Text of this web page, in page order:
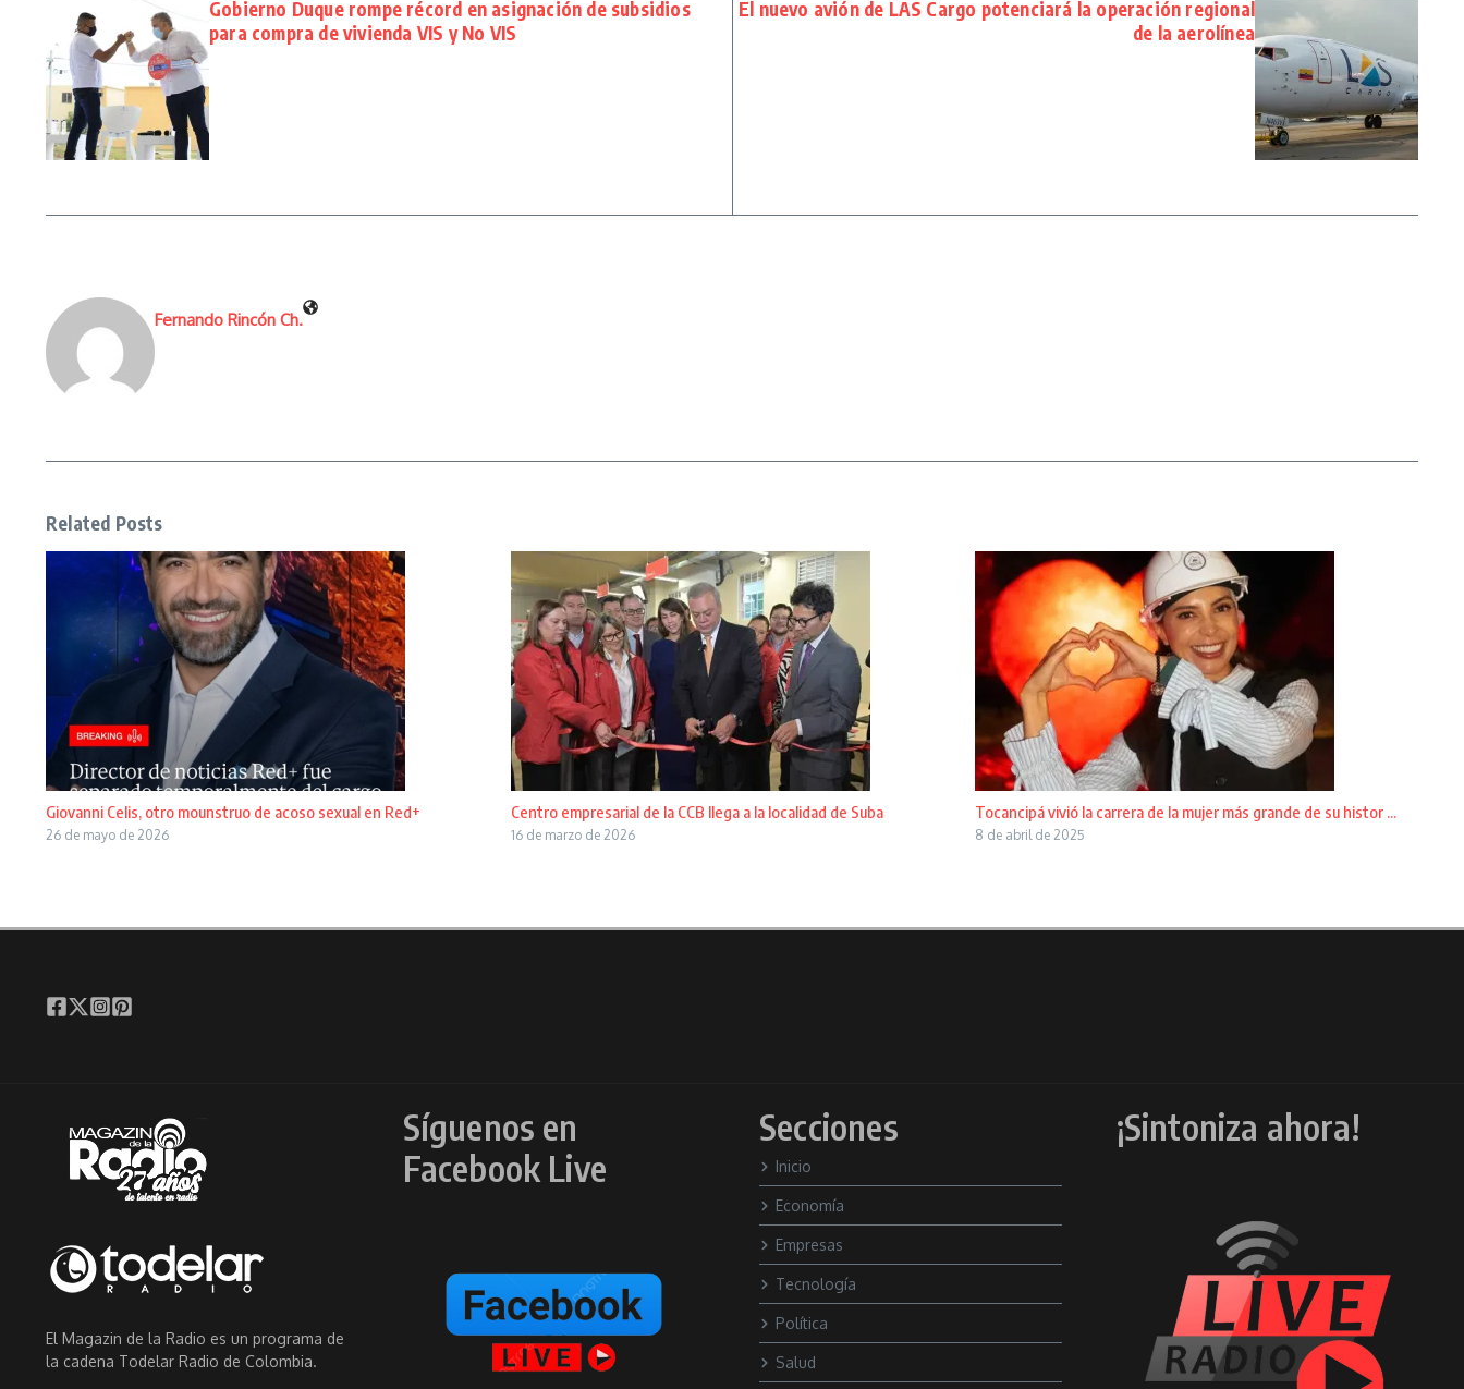
Gobierno Duque rompe récord en asignación de subsidios
para compra de vivienda VIS y No VIS
El nuevo avión de LAS Cargo potenciará la operación regional
de la aerolínea
Fernando Rincón Ch.
Related Posts
Giovanni Celis, otro mounstruo de acoso sexual en Red+
26 de mayo de 2026
Centro empresarial de la CCB llega a la localidad de Suba
16 de marzo de 2026
Tocancipá vivió la carrera de la mujer más grande de su histor ...
8 de abril de 2025
El Magazin de la Radio es un programa de
la cadena Todelar Radio de Colombia.
Síguenos en
Facebook Live
Secciones
Inicio
Economía
Empresas
Tecnología
Política
Salud
¡Sintoniza ahora!